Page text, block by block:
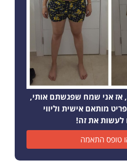
אז אני שמח שפגשתם אותי,
מותאם אישית וליווי
לעשות את זה!
טופס התאמה